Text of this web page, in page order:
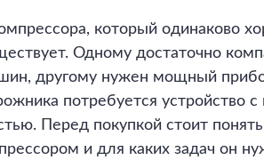
который одинаково
Одному достаточно
другому нужен мощный
потребуется устройство с
Перед покупкой стоит
и для каких задач он